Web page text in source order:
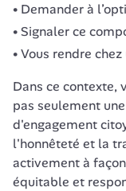
Demander à
Signaler ce
Vous rendre
Dans ce contexte,
pas seulement
d'engagement
l'honnêteté et la
activement à
équitable et